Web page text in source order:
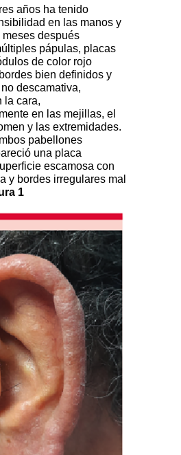
años ha tenido
en las manos y
meses después
pápulas, placas
de color rojo
bien definidos y
descamativa,
la cara,
en las mejillas, el
y las extremidades.
pabellones
una placa
escamosa con
y bordes irregulares mal
1